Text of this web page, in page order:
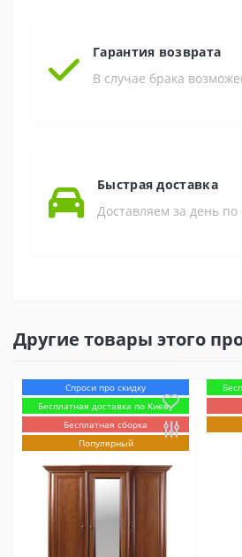
Гарантия возврата
В случае брака
Быстрая доставка
Доставляем за день по
Другие товары этого
Спроси про скидку
Бесплатная доставка по Киеву
Бесплатная сборка
Популярный